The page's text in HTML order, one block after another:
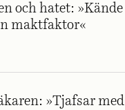
och hatet: »Kände
maktfaktor«
»Tjafsar med